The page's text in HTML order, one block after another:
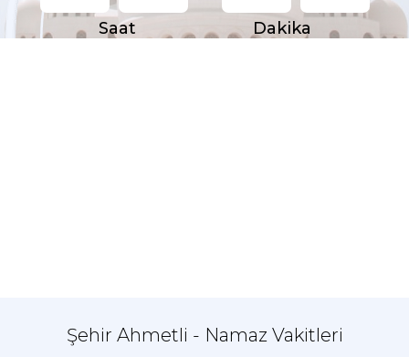
Saat Dakika
Şehir Ahmetli - Namaz Vakitleri